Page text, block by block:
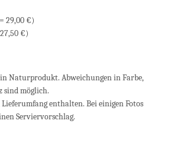
29,00 €)
€)
Naturprodukt. Abweichungen in Farbe,
sind möglich.
enthalten. Bei einigen Fotos
Serviervorschlag.